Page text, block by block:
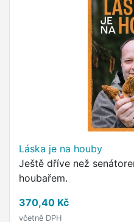
Láska je na houby
Ještě dříve než
houbařem.
370,40 Kč
včetně DPH